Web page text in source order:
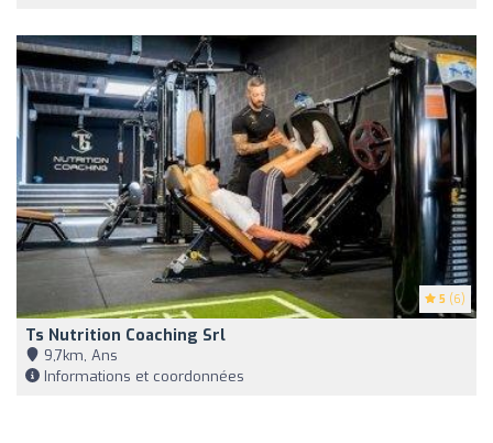
5 (6)
Ts Nutrition Coaching Srl
9,7km, Ans
Informations et coordonnées